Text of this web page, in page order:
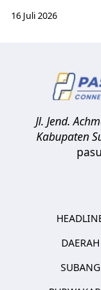
16 Juli 2026
Jl. Jend.
Kabupaten
DAERAH
SUBANG